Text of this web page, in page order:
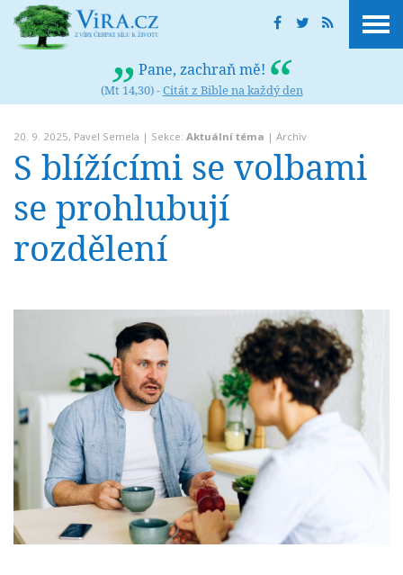
Pane, zachraň mě!
(Mt 14,30) -Citát z Bible na každý den
20. 9. 2025, Pavel Semela | Sekce: Aktuální téma | Archiv
S blížícími se volbami
se prohlubují
rozdělení